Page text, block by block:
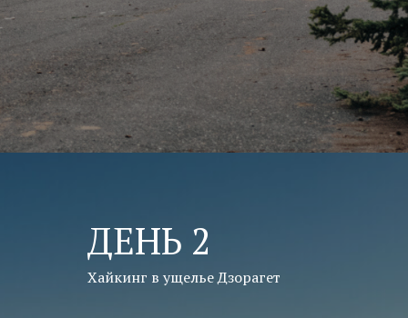
ДЕНЬ 2
Хайкинг в ущелье Дзорагет